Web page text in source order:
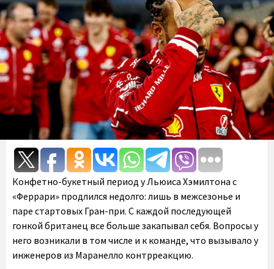
Конфетно-букетный период у Льюиса Хэмилтона с
«Феррари» продлился недолго: лишь в межсезонье и
паре стартовых Гран-при. С каждой последующей
гонкой британец все больше закапывал себя. Вопросы у
него возникали в том числе и к команде, что вызывало у
инженеров из Маранелло контрреакцию.